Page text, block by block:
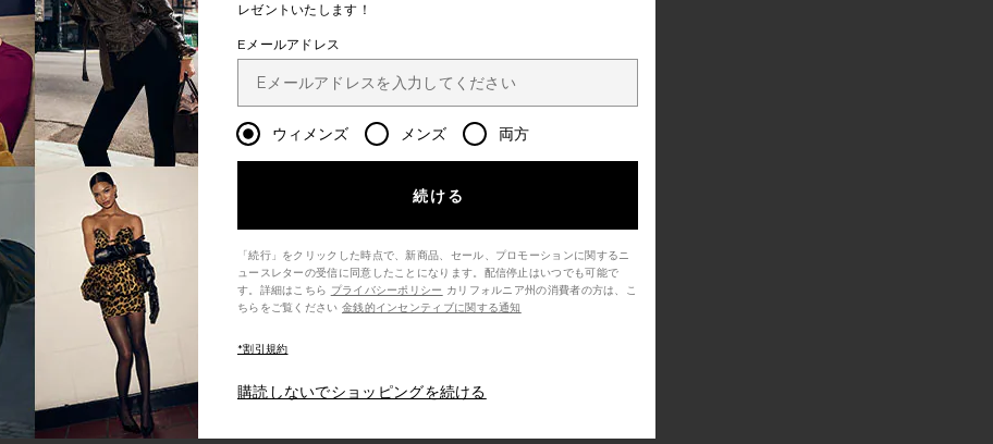
price:
price:
ボトム
RUMI マキシスカート
お気に入りMARIS ワイドトライアングルビキニトップ
レゼントいたします！
Eメールアドレス
ウィメンズ メンズ 両方
続ける
「続行」をクリックした時点で、新商品、セール、プロモーションに関するニ
ュースレターの受信に同意したことになります。配信停止はいつでも可能で
す。詳細はこちら プライバシーポリシー
ちらをご覧ください 金銭的インセンティブに関する通知
*割引規約
購読しないでショッピングを続ける